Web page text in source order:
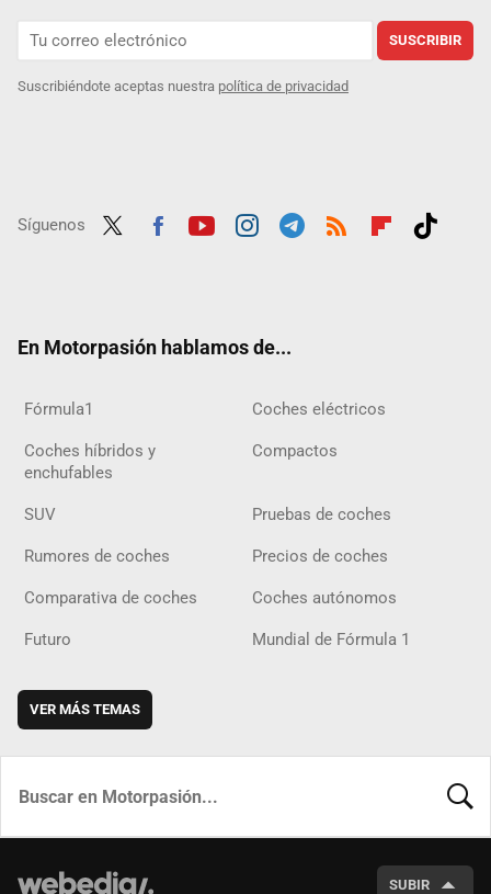
SUSCRIBIR
Suscribiéndote aceptas nuestra política de privacidad
Síguenos
En Motorpasión hablamos de...
Fórmula1 Coches eléctricos
Coches híbridos y
enchufables
Compactos
SUV Pruebas de coches
Rumores de coches Precios de coches
Comparativa de coches Coches autónomos
Futuro Mundial de Fórmula 1
VER MÁS TEMAS
SUBIR